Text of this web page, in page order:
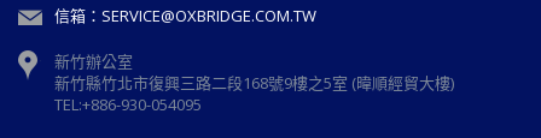
信箱：SERVICE@OXBRIDGE.COM.TW
新竹辦公室
新⽵縣⽵北市復興三路⼆段168號9樓之5室 (暐順經貿大樓)
TEL:+886-930-054095